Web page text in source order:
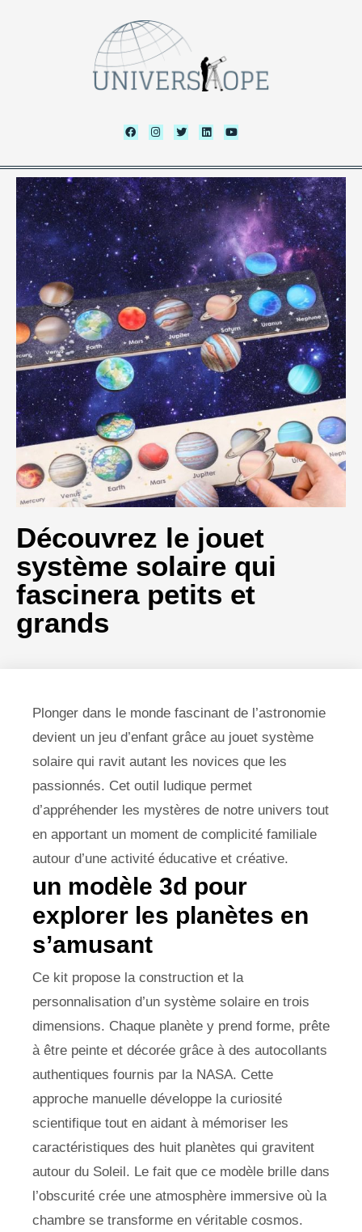
Découvrez le jouet
système solaire qui
fascinera petits et
grands
Plonger dans le monde fascinant de l’astronomie
devient un jeu d’enfant grâce au jouet système
solaire qui ravit autant les novices que les
passionnés. Cet outil ludique permet
d’appréhender les mystères de notre univers tout
en apportant un moment de complicité familiale
autour d’une activité éducative et créative.
un modèle 3d pour
explorer les planètes en
s’amusant
Ce kit propose la construction et la
personnalisation d’un système solaire en trois
dimensions. Chaque planète y prend forme, prête
à être peinte et décorée grâce à des autocollants
authentiques fournis par la NASA. Cette
approche manuelle développe la curiosité
scientifique tout en aidant à mémoriser les
caractéristiques des huit planètes qui gravitent
autour du Soleil. Le fait que ce modèle brille dans
l’obscurité crée une atmosphère immersive où la
chambre se transforme en véritable cosmos.